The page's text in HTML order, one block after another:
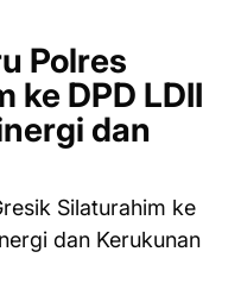
Polres
ke DPD LDII
dan
Silaturahim ke
dan Kerukunan